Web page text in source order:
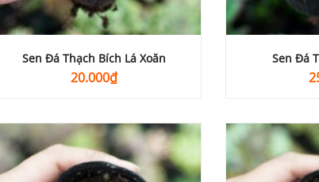
Sen Đá Thạch Bích Lá Xoăn
20.000₫
Sen Đá